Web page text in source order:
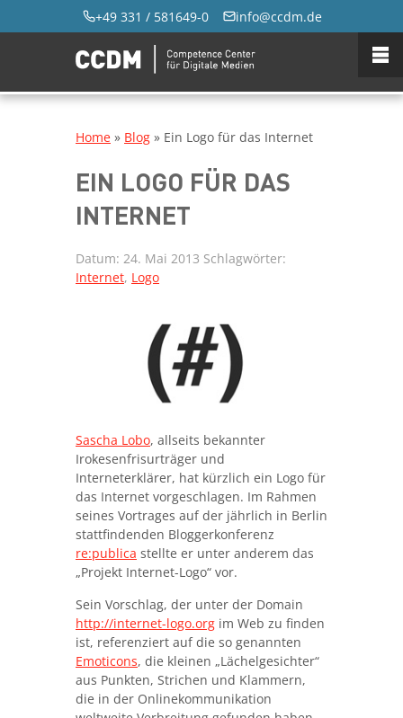
+49 331 / 581649-0 info@ccdm.de
Home » Blog » Ein Logo für das Internet
EIN LOGO FÜR DAS
INTERNET
Datum: 24. Mai 2013 Schlagwörter:
Internet, Logo
Sascha Lobo, allseits bekannter
Irokesenfrisurträger und
Interneterklärer, hat kürzlich ein Logo für
das Internet vorgeschlagen. Im Rahmen
seines Vortrages auf der jährlich in Berlin
stattfindenden Bloggerkonferenz
re:publica stellte er unter anderem das
„Projekt Internet-Logo“ vor.
Sein Vorschlag, der unter der Domain
http://internet-logo.org im Web zu finden
ist, referenziert auf die so genannten
Emoticons, die kleinen „Lächelgesichter“
aus Punkten, Strichen und Klammern,
die in der Onlinekommunikation